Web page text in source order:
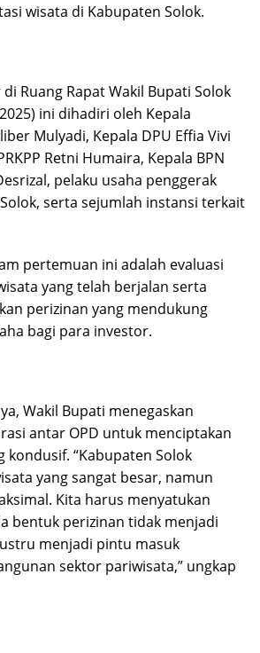
wisata di Kabupaten Solok.
Ruang Rapat Wakil Bupati Solok
ini dihadiri oleh Kepala
Mulyadi, Kepala DPU Effia Vivi
Retni Humaira, Kepala BPN
pelaku usaha penggerak
serta sejumlah instansi terkait
pertemuan ini adalah evaluasi
yang telah berjalan serta
perizinan yang mendukung
bagi para investor.
Wakil Bupati menegaskan
antar OPD untuk menciptakan
kondusif. “Kabupaten Solok
yang sangat besar, namun
Kita harus menyatukan
bentuk perizinan tidak menjadi
menjadi pintu masuk
sektor pariwisata,” ungkap